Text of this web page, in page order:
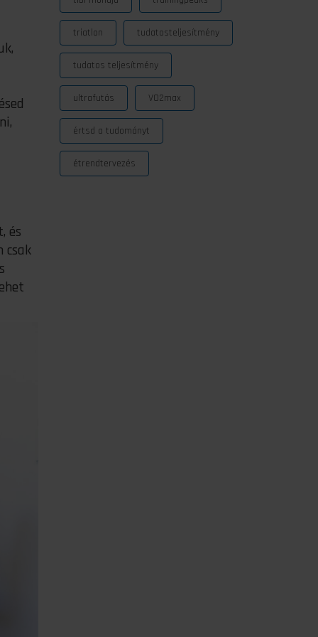
és
csak
triatlon tudatosteljesítmény
tudatos teljesítmény
ultrafutás VO2max
értsd a tudományt
étrendtervezés